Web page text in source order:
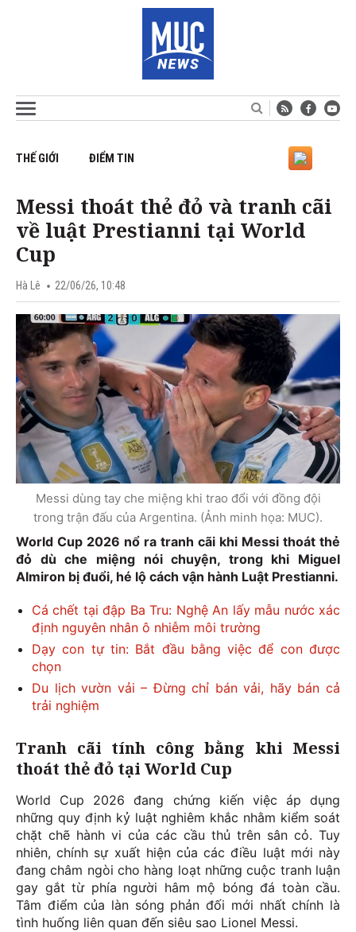
THẾ GIỚI ĐIỂM TIN
Messi thoát thẻ đỏ và tranh cãi
về luật Prestianni tại World
Cup
Hà Lê 22/06/26, 10:48
Messi dùng tay che miệng khi trao đổi với đồng đội
trong trận đấu của Argentina. (Ảnh minh họa: MUC).
World Cup 2026 nổ ra tranh cãi khi Messi thoát thẻ
đỏ dù che miệng nói chuyện, trong khi Miguel
Almiron bị đuổi, hé lộ cách vận hành Luật Prestianni.
Cá chết tại đập Ba Tru: Nghệ An lấy mẫu nước xác
định nguyên nhân ô nhiễm môi trường
Dạy con tự tin: Bắt đầu bằng việc để con được
chọn
Du lịch vườn vải – Đừng chỉ bán vải, hãy bán cả
trải nghiệm
Tranh cãi tính công bằng khi Messi
thoát thẻ đỏ tại World Cup
World Cup 2026 đang chứng kiến việc áp dụng
những quy định kỷ luật nghiêm khắc nhằm kiểm soát
chặt chẽ hành vi của các cầu thủ trên sân cỏ. Tuy
nhiên, chính sự xuất hiện của các điều luật mới này
đang châm ngòi cho hàng loạt những cuộc tranh luận
gay gắt từ phía người hâm mộ bóng đá toàn cầu.
Tâm điểm của làn sóng phản đối mới nhất chính là
tình huống liên quan đến siêu sao Lionel Messi.